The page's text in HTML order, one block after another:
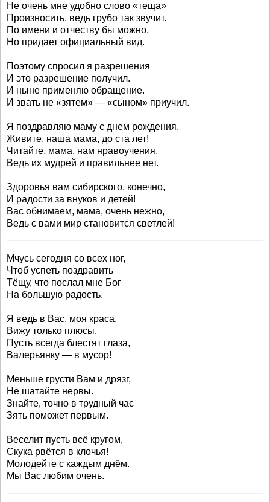
Не очень мне удобно слово «теща»
Произносить, ведь грубо так звучит.
По имени и отчеству бы можно,
Но придает официальный вид.
Поэтому спросил я разрешения
И это разрешение получил.
И ныне применяю обращение.
И звать не «зятем» — «сыном» приучил.
Я поздравляю маму с днем рождения.
Живите, наша мама, до ста лет!
Читайте, мама, нам нравоучения,
Ведь их мудрей и правильнее нет.
Здоровья вам сибирского, конечно,
И радости за внуков и детей!
Вас обнимаем, мама, очень нежно,
Ведь с вами мир становится светлей!
Мчусь сегодня со всех ног,
Чтоб успеть поздравить
Тёщу, что послал мне Бог
На большую радость.
Я ведь в Вас, моя краса,
Вижу только плюсы.
Пусть всегда блестят глаза,
Валерьянку — в мусор!
Меньше грусти Вам и дрязг,
Не шатайте нервы.
Знайте, точно в трудный час
Зять поможет первым.
Веселит пусть всё кругом,
Скука рвётся в клочья!
Молодейте с каждым днём.
Мы Вас любим очень.